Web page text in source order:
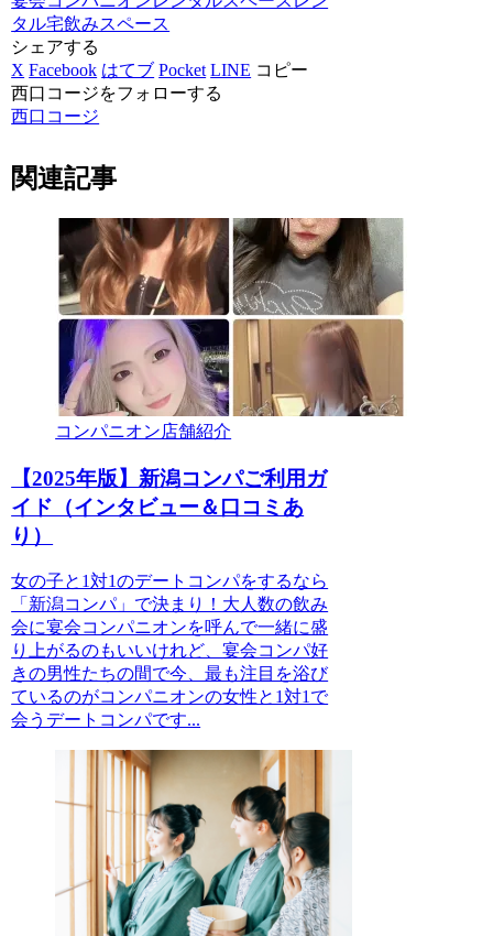
タル宅飲みスペース
シェアする
X Facebook はてブ Pocket LINE コピー
西口コージをフォローする
西口コージ
関連記事
コンパニオン店舗紹介
【2025年版】新潟コンパご利用ガ
イド（インタビュー＆口コミあ
り）
女の子と1対1のデートコンパをするなら
「新潟コンパ」で決まり！大人数の飲み
会に宴会コンパニオンを呼んで一緒に盛
り上がるのもいいけれど、宴会コンパ好
きの男性たちの間で今、最も注目を浴び
ているのがコンパニオンの女性と1対1で
会うデートコンパです...